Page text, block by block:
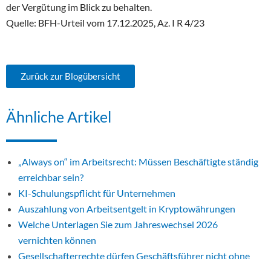
der Vergütung im Blick zu behalten.
Quelle: BFH-Urteil vom 17.12.2025, Az. I R 4/23
Zurück zur Blogübersicht
Ähnliche Artikel
„Always on“ im Arbeitsrecht: Müssen Beschäftigte ständig
erreichbar sein?
KI-Schulungspflicht für Unternehmen
Auszahlung von Arbeitsentgelt in Kryptowährungen
Welche Unterlagen Sie zum Jahreswechsel 2026
vernichten können
Gesellschafterrechte dürfen Geschäftsführer nicht ohne